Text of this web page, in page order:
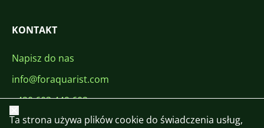
KONTAKT
Napisz do nas
info@foraquarist.com
+420 603 449 602
Zamknij
Ta strona używa plików cookie do świadczenia usług,